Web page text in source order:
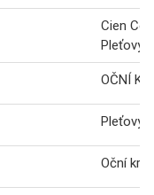
Cien
Pleťový
OČNÍ
Pleťový
Oční